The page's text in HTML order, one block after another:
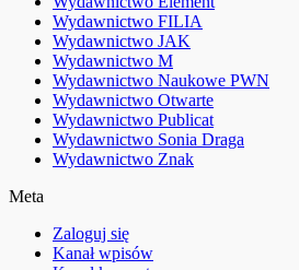
Wydawnictwo FILIA
Wydawnictwo JAK
Wydawnictwo M
Wydawnictwo Naukowe PWN
Wydawnictwo Otwarte
Wydawnictwo Publicat
Wydawnictwo Sonia Draga
Wydawnictwo Znak
Meta
Zaloguj się
Kanał wpisów